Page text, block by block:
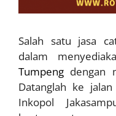
Salah satu jasa
dalam
Tumpeng dengan
Datanglah ke
Inkopol